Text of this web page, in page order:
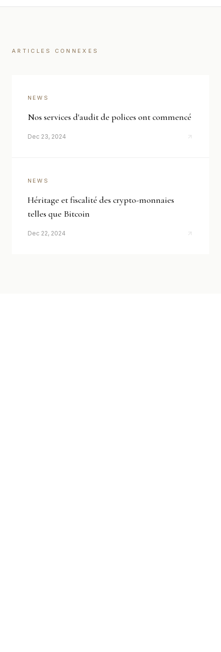
ARTICLES CONNEXES
NEWS
Nos services d'audit de polices ont commencé
Dec 23, 2024
NEWS
Héritage et fiscalité des crypto-monnaies
telles que Bitcoin
Dec 22, 2024